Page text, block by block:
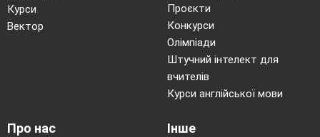
Курси
Вектор
Проєкти
Конкурси
Олімпіади
Штучний інтелект для
вчителів
Курси англійської мови
Про нас Інше